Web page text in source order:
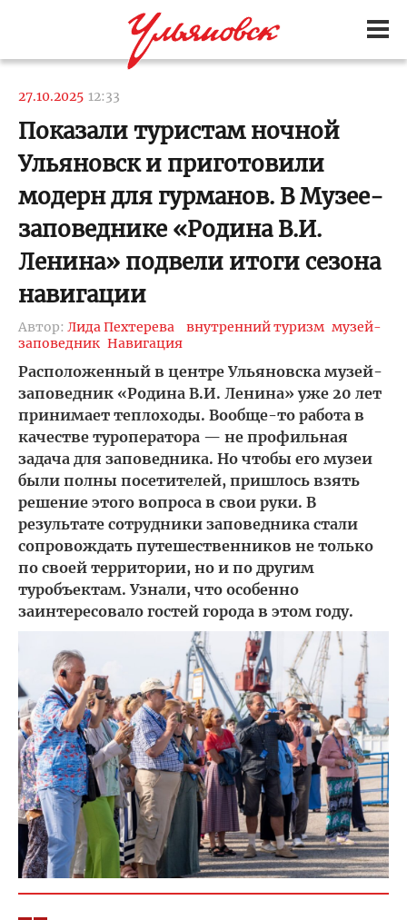
27.10.2025 12:33
Показали туристам ночной
Ульяновск и приготовили
модерн для гурманов. В Музее-
заповеднике «Родина В.И.
Ленина» подвели итоги сезона
навигации
Автор: Лида Пехтерева внутренний туризм музей-
заповедник Навигация
Расположенный в центре Ульяновска музей-
заповедник «Родина В.И. Ленина» уже 20 лет
принимает теплоходы. Вообще-то работа в
качестве туроператора — не профильная
задача для заповедника. Но чтобы его музеи
были полны посетителей, пришлось взять
решение этого вопроса в свои руки. В
результате сотрудники заповедника стали
сопровождать путешественников не только
по своей территории, но и по другим
туробъектам. Узнали, что особенно
заинтересовало гостей города в этом году.